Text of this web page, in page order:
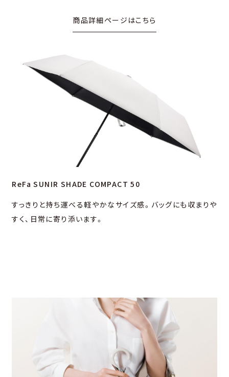
商品詳細ページはこちら
ReFa SUNIR SHADE COMPACT 50
すっきりと持ち運べる軽やかなサイズ感。バッグにも収まりや
すく、⽇常に寄り添います。